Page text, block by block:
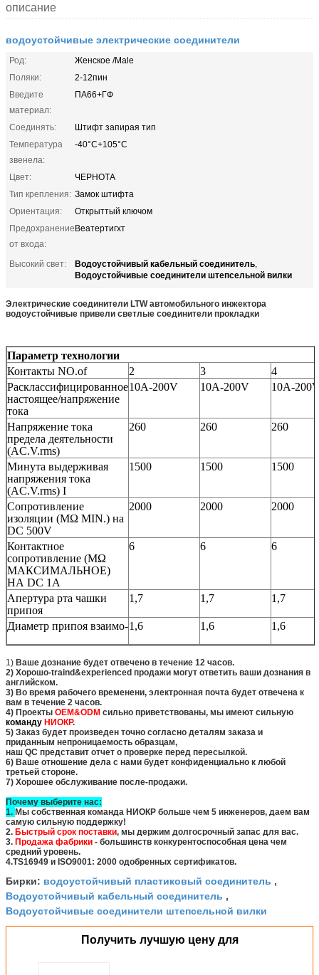
описание
водоустойчивые электрические соединители
Род:
Женское /Male
Поляки:
2-12пин
Введите
материал:
ПА66+ГФ
Соединять:
Штифт запирая тип
Температура
звенела:
-40°C+105°C
Цвет:
ЧЕРНОТА
Тип крепления: Замок штифта
Ориентация:
Открыттый ключом
Предохранение
от входа:
Веатертигхт
Высокий свет: Водоустойчивый кабельный соединитель,
Водоустойчивые соединители штепсельной вилки
Электрические соединители LTW автомобильного инжектора
водоустойчивые привели светлые соединители прокладки
Параметр технологии
Контакты NO.of
2 3
4
Расклассифицированное
настоящее/напряжение
тока
10A-200V 10A-200V 10A-
Напряжение тока
предела деятельности
(AC.V.rms)
260 260 260
Минута выдерживая
напряжения тока
(AC.V.rms) I
1500 1500 1500
Сопротивление
изоляции (MΩ MIN.) на
DC 500V
2000 2000 2000
Контактное
сопротивление (MΩ
МАКСИМАЛЬНОЕ)
НА DC 1A
6 6 6
Апертура рта чашки
припоя
1,7 1,7 1,7
Диаметр припоя взаимо-1,6 1,6 1,6
1) Ваше дознание будет отвечено в течение 12 часов.
2) Хорошо-traind&experienced продажи могут ответить ваши дознания в
английском.
3) Во время рабочего временени, электронная почта будет отвечена к
вам в течение 2 часов.
4) Проекты OEM&ODM сильно приветствованы, мы имеют сильную
команду НИОКР.
5) Заказ будет произведен точно согласно деталям заказа и
приданным непроницаемость образцам,
наш QC представит отчет о проверке перед пересылкой.
6) Ваше отношение дела с нами будет конфиденциально к любой
третьей стороне.
7) Хорошее обслуживание после-продажи.
Почему выберите нас:
1. Мы собственная команда НИОКР больше чем 5 инженеров, даем вам
самую сильную поддержку!
2. Быстрый срок поставки, мы держим долгосрочный запас для вас.
3. Продажа фабрики - большинств конкурентоспособная цена чем
средний уровень.
4.TS16949 и ISO9001: 2000 одобренных сертификатов.
Бирки: водоустойчивый пластиковый соединитель ,
Водоустойчивый кабельный соединитель ,
Водоустойчивые соединители штепсельной вилки
Получить лучшую цену для